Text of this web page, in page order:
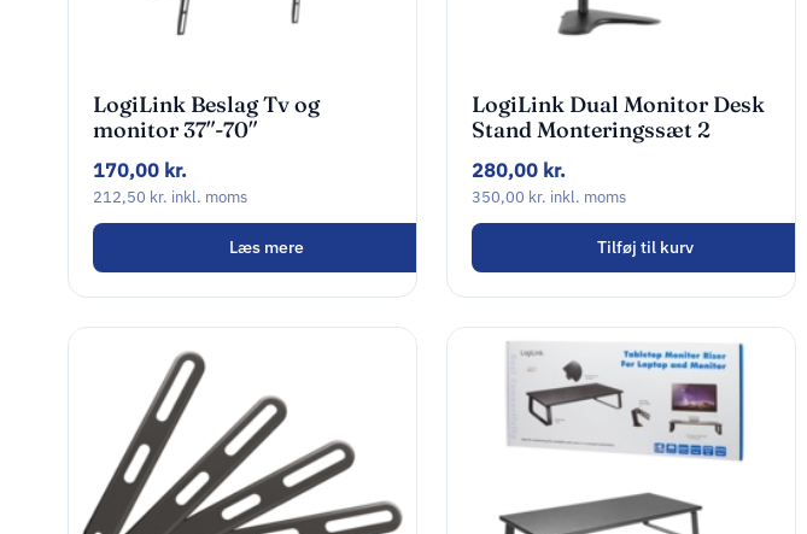
LogiLink Beslag Tv og
monitor 37″-70″
170,00 kr.
212,50 kr. inkl. moms
Læs mere
LogiLink Dual Monitor Desk
Stand Monteringssæt 2
skærme 13″-32″
280,00 kr.
350,00 kr. inkl. moms
Tilføj til kurv